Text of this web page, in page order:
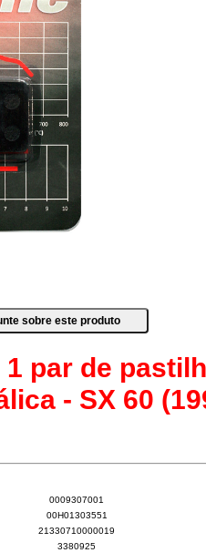
par de
- SX 60
0009307001
00H01303551
21330710000019
3380925